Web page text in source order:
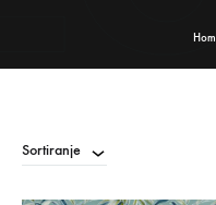
Sortiranje